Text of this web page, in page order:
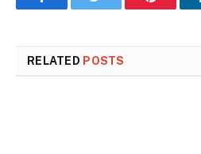
FacebookTwitter Pinterest
RELATED POSTS